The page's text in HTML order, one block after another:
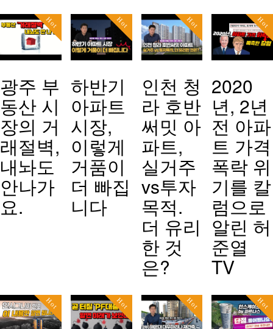
Hot
광주 부
동산 시
장의 거
래절벽,
내놔도
안나가
요.
Hot
하반기
아파트
시장,
이렇게
거품이
더 빠집
니다
Hot
인천 청
라 호반
써밋 아
파트,
실거주
vs투자
목적.
더 유리
한 것
은?
Hot
2020
년, 2년
전 아파
트 가격
폭락 위
기를 칼
럼으로
알린 허
준열
TV
Hot Hot Hot Hot